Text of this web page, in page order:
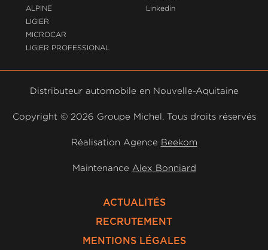
ALPINE
LIGIER
MICROCAR
LIGIER PROFESSIONAL
Linkedin
Distributeur automobile en Nouvelle-Aquitaine
Copyright © 2026 Groupe Michel. Tous droits réservés
Réalisation Agence Beekom
Maintenance Alex Bonniard
ACTUALITÉS
RECRUTEMENT
MENTIONS LÉGALES